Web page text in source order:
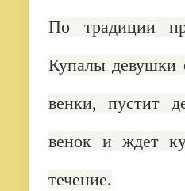
По традиции
Купалы девушки
венки, пустит
венок и ждет
течение.